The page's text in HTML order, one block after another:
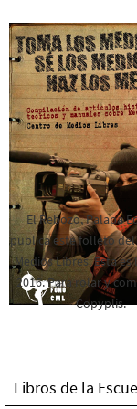
El Rebozo, Palapa
publica este folleto del
Medios Libres. Esta es
2016. Para rolar y
Copyplis.
Libros de la